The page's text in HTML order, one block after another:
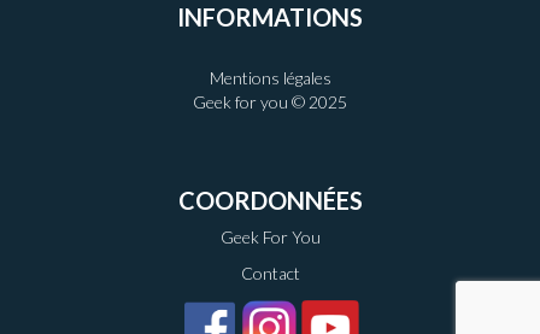
INFORMATIONS
Mentions légales
Geek for you © 2025
COORDONNÉES
Geek For You
Contact